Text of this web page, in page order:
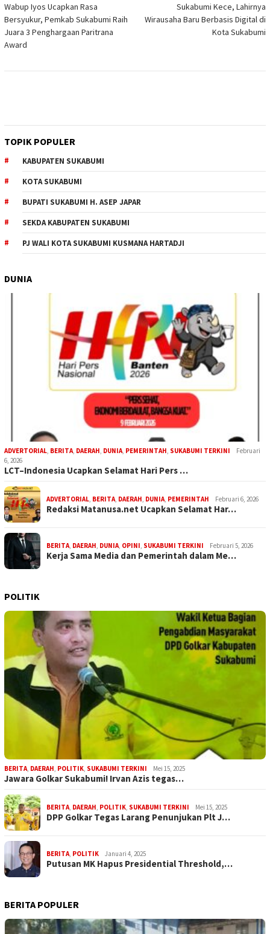
pos
Wabup Iyos Ucapkan Rasa
Bersyukur, Pemkab Sukabumi Raih
Juara 3 Penghargaan Paritrana
Award
Sukabumi Kece, Lahirnya
Wirausaha Baru Berbasis Digital di
Kota Sukabumi
TOPIK POPULER
KABUPATEN SUKABUMI
KOTA SUKABUMI
BUPATI SUKABUMI H. ASEP JAPAR
SEKDA KABUPATEN SUKABUMI
PJ WALI KOTA SUKABUMI KUSMANA HARTADJI
DUNIA
ADVERTORIAL, BERITA, DAERAH, DUNIA, PEMERINTAH, SUKABUMI TERKINI
Februari
6, 2026
LCT–Indonesia Ucapkan Selamat Hari Pers …
ADVERTORIAL, BERITA, DAERAH, DUNIA, PEMERINTAH Februari 6, 2026
Redaksi Matanusa.net Ucapkan Selamat Har…
BERITA, DAERAH, DUNIA, OPINI, SUKABUMI TERKINI Februari 5, 2026
Kerja Sama Media dan Pemerintah dalam Me…
POLITIK
BERITA, DAERAH, POLITIK, SUKABUMI TERKINI Mei 15, 2025
Jawara Golkar Sukabumi! Irvan Azis tegas…
BERITA, DAERAH, POLITIK, SUKABUMI TERKINI Mei 15, 2025
DPP Golkar Tegas Larang Penunjukan Plt J…
BERITA, POLITIK Januari 4, 2025
Putusan MK Hapus Presidential Threshold,…
BERITA POPULER